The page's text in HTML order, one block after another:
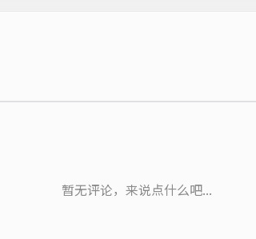
暂无评论，来说点什么吧...